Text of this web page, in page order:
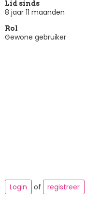
Lid sinds
8 jaar 11 maanden
Rol
Gewone gebruiker
Login
of registreer